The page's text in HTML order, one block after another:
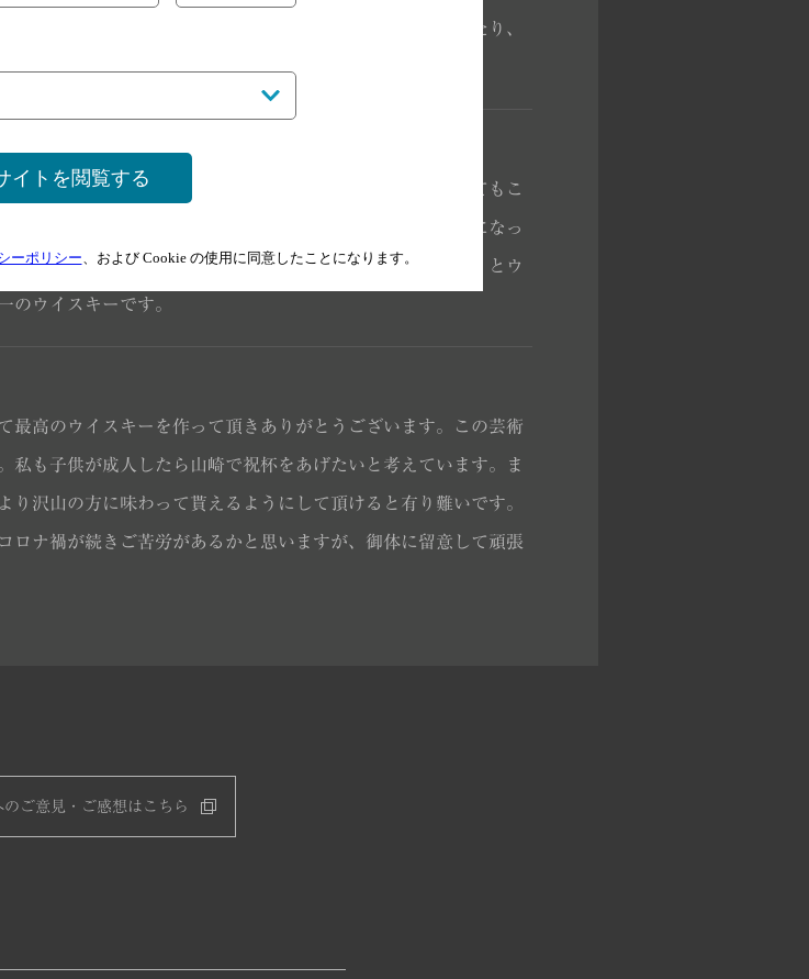
ぬ努力をされている事に敬服します。やはり、頂くにあたり、
待してます。
てます。私自身もヨーロッパの高級ウイスキーと呑み比べてもこ
呑まれるお客様が多い中、ウイスキーを呑む事のキッカケになっ
、ウイスキーに戻るお客様も沢山居ました。本当に美味い！とウ
のウイスキーです。
最高のウイスキーを作って頂きありがとうございます。この芸術
私も子供が成人したら山崎で祝杯をあげたいと考えています。ま
沢山の方に味わって貰えるようにして頂けると有り難いです。
ロナ禍が続きご苦労があるかと思いますが、御体に留意して頑張
のご意見・ご感想はこちら
イトを閲覧する
ーポリシー、および Cookie の使用に同意したことになります。